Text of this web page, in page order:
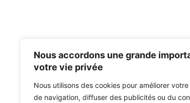
Nous accordons une grande
votre vie privée
Nous utilisons des cookies pour améliorer
de navigation, diffuser des publicités ou du